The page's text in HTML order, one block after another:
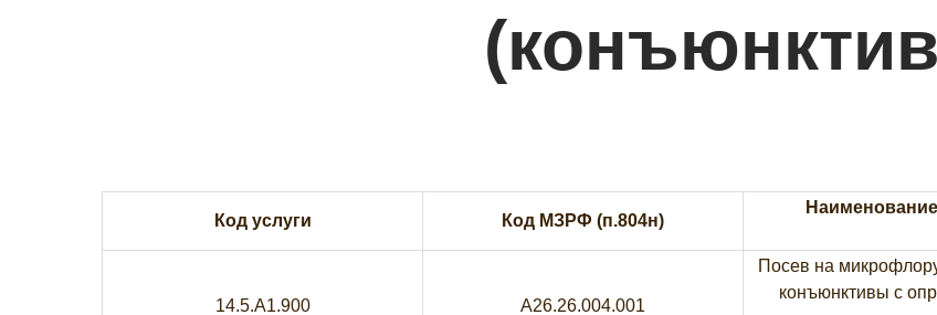
Код услуги Код МЗРФ (п.804н)
14.5.A1.900 A26.26.004.001
Посев на
конъюнктивы с